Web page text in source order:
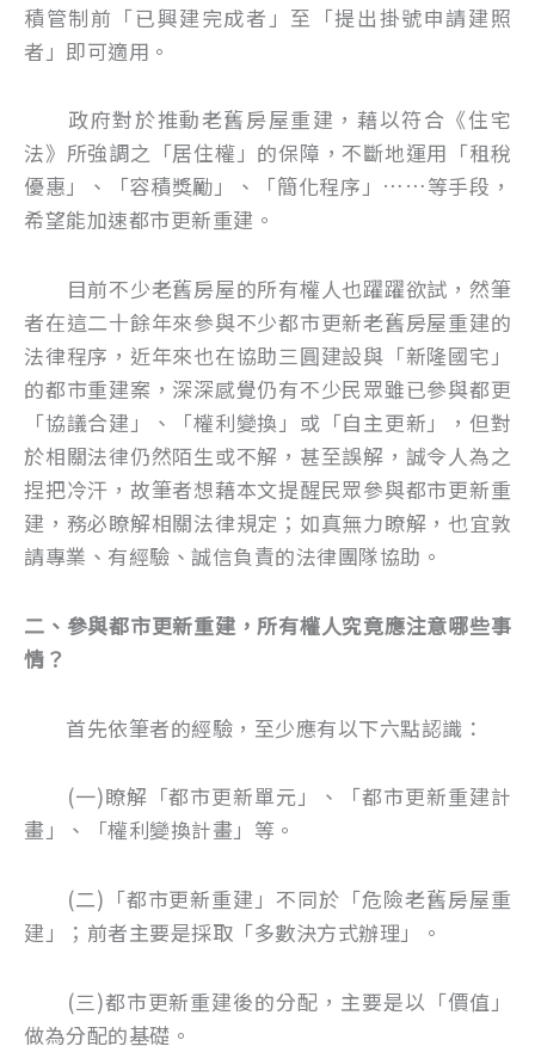
積管制前「已興建完成者」至「提出掛號申請建照
者」即可適用。
政府對於推動老舊房屋重建，藉以符合《住宅
法》所強調之「居住權」的保障，不斷地運用「租稅
優惠」、「容積獎勵」、「簡化程序」……等手段，
希望能加速都市更新重建。
目前不少老舊房屋的所有權人也躍躍欲試，然筆
者在這二十餘年來參與不少都市更新老舊房屋重建的
法律程序，近年來也在協助三圓建設與「新隆國宅」
的都市重建案，深深感覺仍有不少民眾雖已參與都更
「協議合建」、「權利變換」或「自主更新」，但對
於相關法律仍然陌生或不解，甚至誤解，誠令人為之
捏把冷汗，故筆者想藉本文提醒民眾參與都市更新重
建，務必瞭解相關法律規定；如真無力瞭解，也宜敦
請專業、有經驗、誠信負責的法律團隊協助。
二、參與都市更新重建，所有權人究竟應注意哪些事
情？
首先依筆者的經驗，至少應有以下六點認識：
(一)瞭解「都市更新單元」、「都市更新重建計
畫」、「權利變換計畫」等。
(二)「都市更新重建」不同於「危險老舊房屋重
建」；前者主要是採取「多數決方式辦理」。
(三)都市更新重建後的分配，主要是以「價值」
做為分配的基礎。